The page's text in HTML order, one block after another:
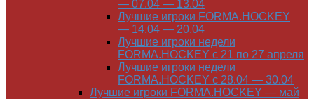
— 07.04 — 13.04
Лучшие игроки FORMA.HOCKEY
— 14.04 — 20.04
Лучшие игроки недели
FORMA.HOCKEY с 21 по 27 апреля
Лучшие игроки недели
FORMA.HOCKEY с 28.04 — 30.04
Лучшие игроки FORMA.HOCKEY — май